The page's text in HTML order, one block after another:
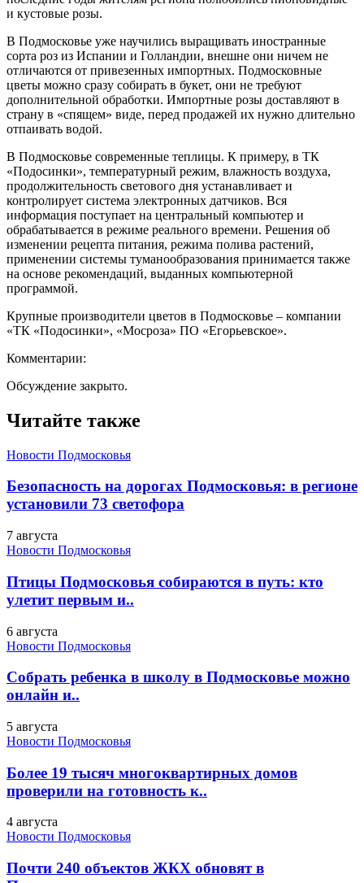
и кустовые розы.
В Подмосковье уже научились выращивать иностранные
сорта роз из Испании и Голландии, внешне они ничем не
отличаются от привезенных импортных. Подмосковные
цветы можно сразу собирать в букет, они не требуют
дополнительной обработки. Импортные розы доставляют в
страну в «спящем» виде, перед продажей их нужно длительно
отпаивать водой.
В Подмосковье современные теплицы. К примеру, в ТК
«Подосинки», температурный режим, влажность воздуха,
продолжительность светового дня устанавливает и
контролирует система электронных датчиков. Вся
информация поступает на центральный компьютер и
обрабатывается в режиме реального времени. Решения об
изменении рецепта питания, режима полива растений,
применении системы туманообразования принимается также
на основе рекомендаций, выданных компьютерной
программой.
Крупные производители цветов в Подмосковье – компании
«ТК «Подосинки», «Мосроза» ПО «Егорьевское».
Комментарии:
Обсуждение закрыто.
Читайте также
Новости Подмосковья
Безопасность на дорогах Подмосковья: в регионе
установили 73 светофора
7 августа
Новости Подмосковья
Птицы Подмосковья собираются в путь: кто
улетит первым и..
6 августа
Новости Подмосковья
Собрать ребенка в школу в Подмосковье можно
онлайн и..
5 августа
Новости Подмосковья
Более 19 тысяч многоквартирных домов
проверили на готовность к..
4 августа
Новости Подмосковья
Почти 240 объектов ЖКХ обновят в